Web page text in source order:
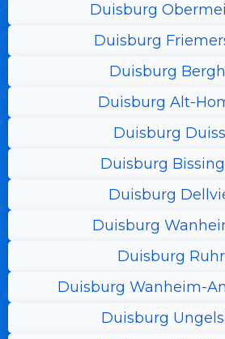
Duisburg
Duisburg
Duisburg
Duisburg Alt-
Duisburg
Duisburg
Duisburg
Duisburg
Duisburg
Duisburg Wanheim-
Duisburg